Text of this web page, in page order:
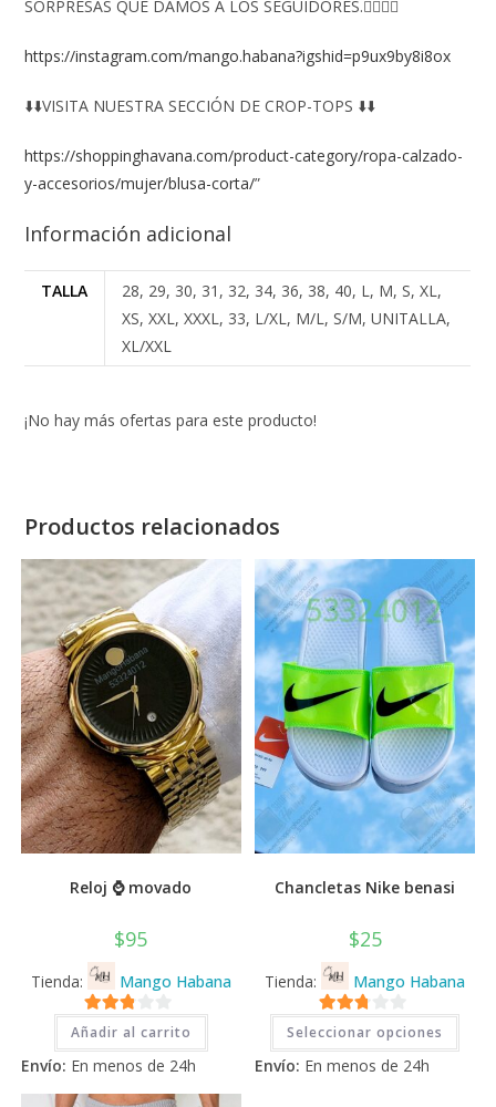
SORPRESAS QUE DAMOS A LOS SEGUIDORES.👇🏻👇🏻
https://instagram.com/mango.habana?igshid=p9ux9by8i8ox
⬇️⬇️VISITA NUESTRA SECCIÓN DE CROP-TOPS ⬇️⬇️
https://shoppinghavana.com/product-category/ropa-calzado-
y-accesorios/mujer/blusa-corta/”
Información adicional
TALLA
28, 29, 30, 31, 32, 34, 36, 38, 40, L, M, S, XL,
XS, XXL, XXXL, 33, L/XL, M/L, S/M, UNITALLA,
XL/XXL
¡No hay más ofertas para este producto!
Productos relacionados
Reloj ⌚ movado
$95
Tienda: Mango Habana
2.71
de 5
Añadir al carrito
Envío: En menos de 24h
Chancletas Nike benasi
$25
Tienda: Mango Habana
2.71
de 5
Seleccionar opciones
Este
tiene
Envío: En menos de 24h